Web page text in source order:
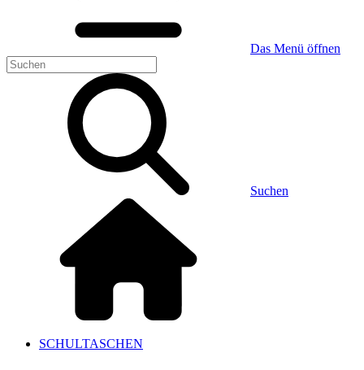
Das Menü öffnen
Suchen
SCHULTASCHEN